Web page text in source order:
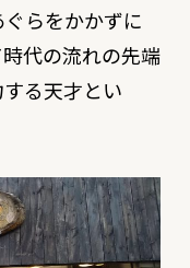
らをかかずに
代の流れの先端
る天才とい